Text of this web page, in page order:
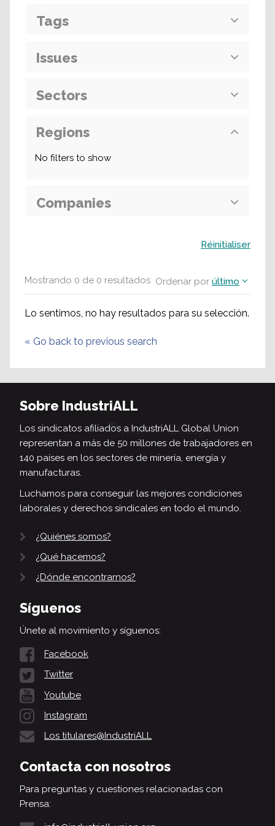
Mostrando 0 de 0 resultados Ordenar por último
Lo sentimos, no hay resultados para su selección.
« Go back to previous search
Tags
Issues
Sectors
Regions
No filters to show
Companies
Réinitialiser
Sobre IndustriALL
Los sindicatos afiliados a IndustriALL Global Union
representan a más de 50 millones de trabajadores en
140 países en los sectores de minería, energía y
manufacturas.
Luchamos para conseguir las mejores condiciones
laborales y derechos sindicales en todo el mundo.
¿Quiénes somos?
¿Qué hacemos?
¿Dónde encontrarnos?
Síguenos
Únete al movimiento y síguenos:
Facebook
Twitter
Youtube
Instagram
Los titulares@IndustriALL
Contacta con nosotros
Para preguntas y cuestiones relacionadas con
Prensa: